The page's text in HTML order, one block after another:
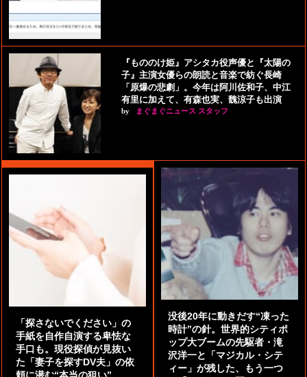
『もののけ姫』アシタカ役声優と『太陽の
子』主演女優らの朗読と音楽で紡ぐ長崎
「原爆の悲劇」。今年は阿川佐和子、中江
有里に加えて、有森也実、魏涼子も出演
by まぐまぐニュース スタッフ
「探さないでください」の
手紙を自作自演する卑怯な
手口も。現役探偵が見抜い
た「妻子を探すDV夫」の依
没後20年に動きだす“凍った
時計”の針。世界的シティポ
ップ大ブームの先駆者・滝
沢洋一と「マジカル・シテ
ィー」が残した、もう一つ